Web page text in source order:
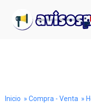
Inicio » Compra - Venta »